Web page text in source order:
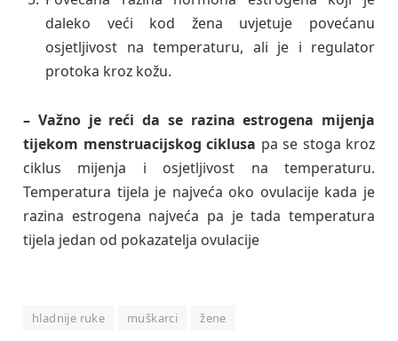
daleko veći kod žena uvjetuje povećanu
osjetljivost na temperaturu, ali je i regulator
protoka kroz kožu.
– Važno je reći da se razina estrogena mijenja
tijekom menstruacijskog ciklusa pa se stoga kroz
ciklus mijenja i osjetljivost na temperaturu.
Temperatura tijela je najveća oko ovulacije kada je
razina estrogena najveća pa je tada temperatura
tijela jedan od pokazatelja ovulacije
hladnije ruke muškarci žene